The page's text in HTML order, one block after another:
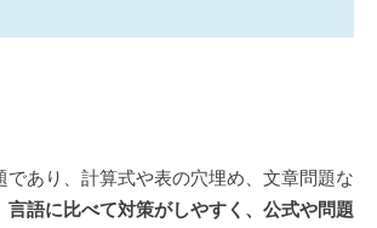
であり、計算式や表の穴埋め、文章問題な
言語に比べて対策がしやすく、公式や問題